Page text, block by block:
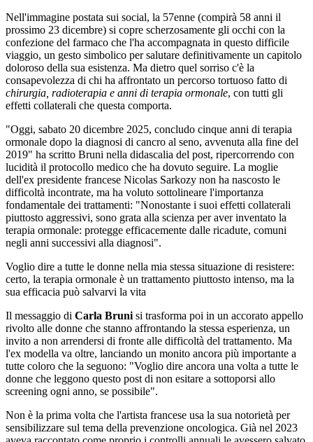
Nell'immagine postata sui social, la 57enne (compirà 58 anni il
prossimo 23 dicembre) si copre scherzosamente gli occhi con la
confezione del farmaco che l'ha accompagnata in questo difficile
viaggio, un gesto simbolico per salutare definitivamente un capitolo
doloroso della sua esistenza. Ma dietro quel sorriso c'è la
consapevolezza di chi ha affrontato un percorso tortuoso fatto di
chirurgia, radioterapia e anni di terapia ormonale, con tutti gli
effetti collaterali che questa comporta.
"Oggi, sabato 20 dicembre 2025, concludo cinque anni di terapia
ormonale dopo la diagnosi di cancro al seno, avvenuta alla fine del
2019" ha scritto Bruni nella didascalia del post, ripercorrendo con
lucidità il protocollo medico che ha dovuto seguire. La moglie
dell'ex presidente francese Nicolas Sarkozy non ha nascosto le
difficoltà incontrate, ma ha voluto sottolineare l'importanza
fondamentale dei trattamenti: "Nonostante i suoi effetti collaterali
piuttosto aggressivi, sono grata alla scienza per aver inventato la
terapia ormonale: protegge efficacemente dalle ricadute, comuni
negli anni successivi alla diagnosi".
Voglio dire a tutte le donne nella mia stessa situazione di resistere:
certo, la terapia ormonale è un trattamento piuttosto intenso, ma la
sua efficacia può salvarvi la vita
Il messaggio di Carla Bruni si trasforma poi in un accorato appello
rivolto alle donne che stanno affrontando la stessa esperienza, un
invito a non arrendersi di fronte alle difficoltà del trattamento. Ma
l'ex modella va oltre, lanciando un monito ancora più importante a
tutte coloro che la seguono: "Voglio dire ancora una volta a tutte le
donne che leggono questo post di non esitare a sottoporsi allo
screening ogni anno, se possibile".
Non è la prima volta che l'artista francese usa la sua notorietà per
sensibilizzare sul tema della prevenzione oncologica. Già nel 2023